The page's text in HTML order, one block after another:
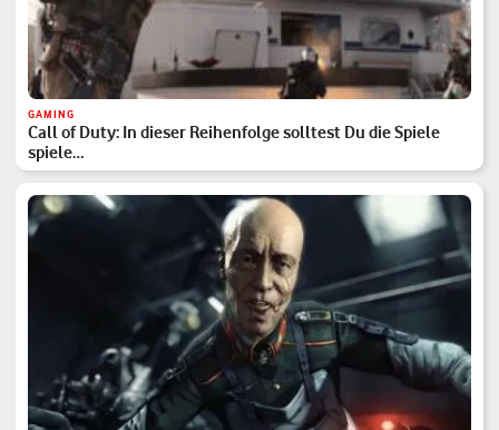
GAMING
Call of Duty: In dieser Reihenfolge solltest Du die Spiele
spiele…